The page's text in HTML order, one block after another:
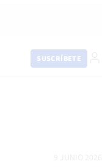
SUSCRÍBETE